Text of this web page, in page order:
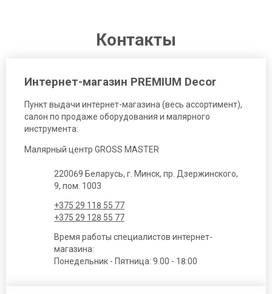
Контакты
Интернет-магазин PREMIUM Decor
Пункт выдачи интернет-магазина (весь ассортимент),
салон по продаже оборудования и малярного
инструмента:
Малярный центр GROSS MASTER
220069 Беларусь, г. Минск, пр. Дзержинского,
9, пом. 1003
+375 29 118 55 77
+375 29 128 55 77
Время работы специалистов интернет-
магазина:
Понедельник - Пятница: 9.00 - 18:00